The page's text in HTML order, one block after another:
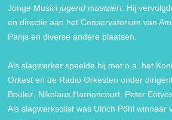
Jonge Musicijugend musiziert. Hij
en directie aan het Conservatorium van
Parijs en diverse andere plaatsen.
Als slagwerker speelde hij met o.a. het
Orkest en de Radio Orkesten onder
Boulez, Nikolaus Harnoncourt, Peter
Als slagwerksolist was Ulrich Pöhl winnaar